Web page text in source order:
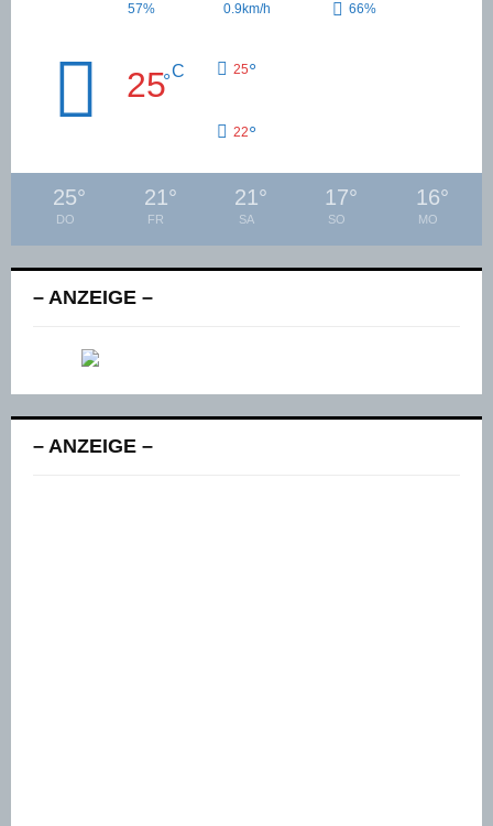
57% 0.9km/h 66%
25°C 25°
22°
25°
DO
21°
FR
21°
SA
17°
SO
16°
MO
– ANZEIGE –
– ANZEIGE –